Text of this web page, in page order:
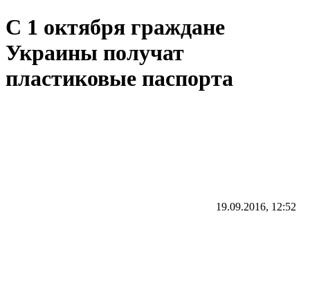
С 1 октября граждане
Украины получат
пластиковые паспорта
19.09.2016, 12:52